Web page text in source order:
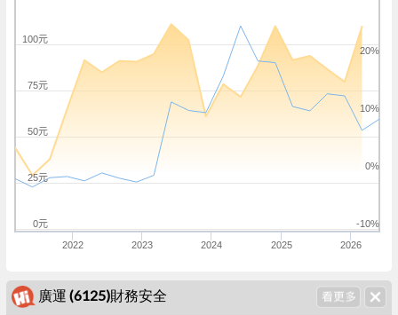
2022 2023 2024 2025 2026
-10%
0%
10%
20%
0元
25元
50元
75元
100元
廣運 (6125)財務安全